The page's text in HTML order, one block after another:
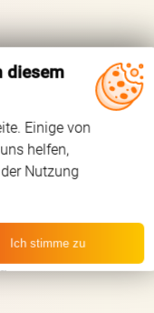
diesem
Einige von
helfen,
Nutzung
Ich stimme zu